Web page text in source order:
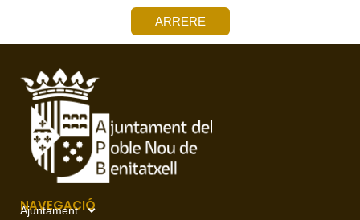
ARRERE
NAVEGACIÓ
Ajuntament